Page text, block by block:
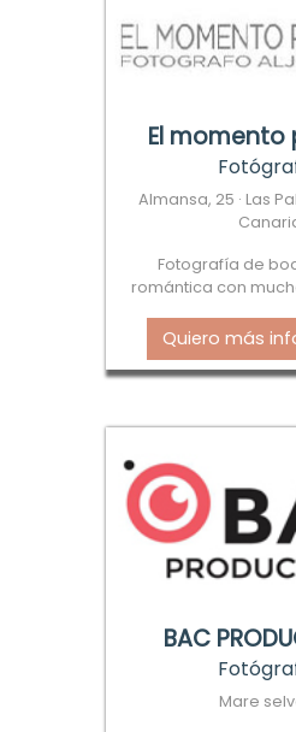
El
Almansa, 25 · Las
Fotografía de
romántica con
Quiero más
BAC
Mare